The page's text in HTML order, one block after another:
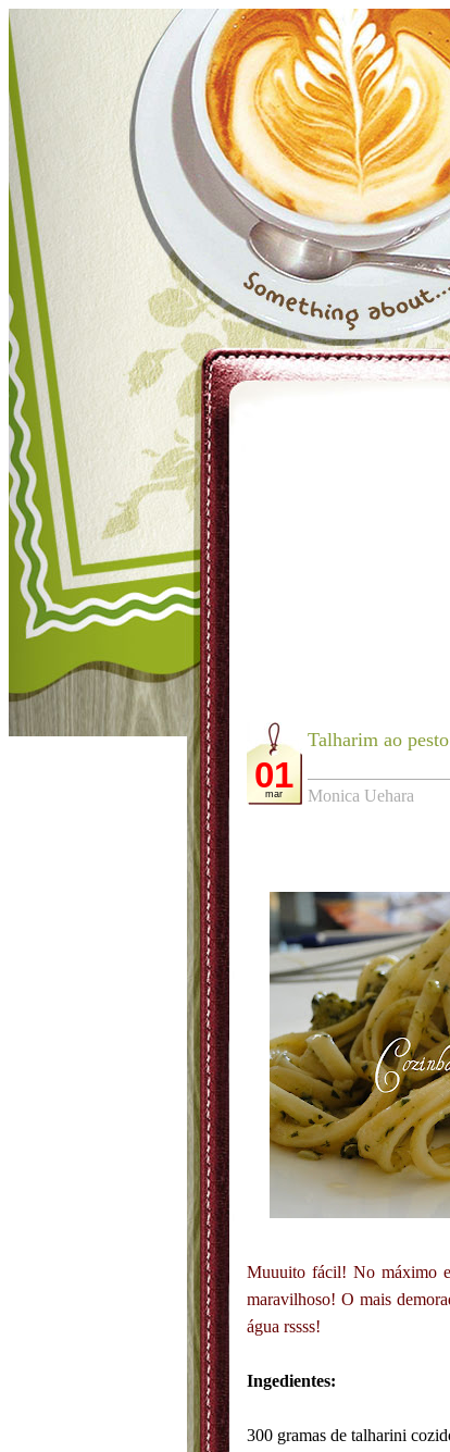
01
mar
Talharim ao pesto
Monica Uehara
Muuuito fácil! No máximo
maravilhoso! O mais
água rssss!
Ingedientes:
300 gramas de talharini